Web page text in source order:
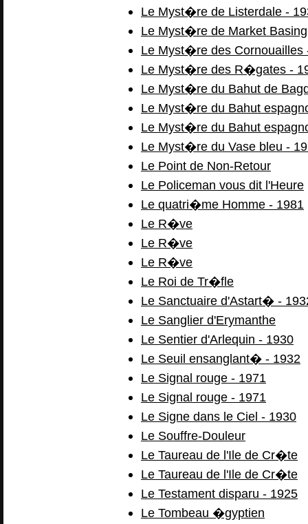
Le Myst�re de Listerdale -
Le Myst�re de Market
Le Myst�re des Cornouailles
Le Myst�re des R�gates -
Le Myst�re du Bahut de
Le Myst�re du Bahut
Le Myst�re du Bahut
Le Myst�re du Vase bleu -
Le Point de Non-Retour
Le Policeman vous dit l'Heure
Le quatri�me Homme - 1981
Le R�ve
Le R�ve
Le R�ve
Le Roi de Tr�fle
Le Sanctuaire d'Astart� -
Le Sanglier d'Erymanthe
Le Sentier d'Arlequin - 1930
Le Seuil ensanglant� - 1932
Le Signal rouge - 1971
Le Signal rouge - 1971
Le Signe dans le Ciel - 1930
Le Souffre-Douleur
Le Taureau de l'Ile de Cr�te
Le Taureau de l'Ile de Cr�te
Le Testament disparu - 1925
Le Tombeau �gyptien